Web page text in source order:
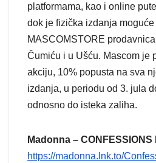
platformama, kao i online
dok je fizička izdanja moguće
MASCOMSTORE
Čumiću i u Ušću. Mascom je
akciju, 10% popusta na sva
izdanja, u periodu od 3. jula
odnosno do isteka zaliha.
Madonna – CONFESSIONS
https://madonna.lnk.to/